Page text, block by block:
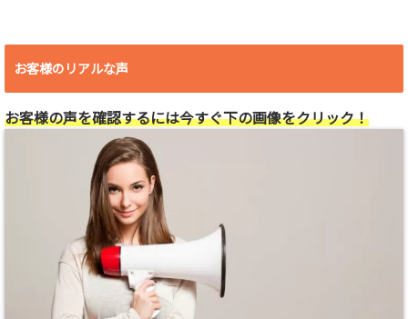
お客様のリアルな声
お客様の声を確認するには今すぐ下の画像をクリック！